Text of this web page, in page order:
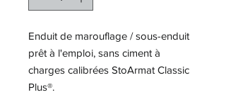
Enduit de marouflage / sous-enduit
prêt à l'emploi, sans ciment à
charges calibrées StoArmat Classic
Plus®.